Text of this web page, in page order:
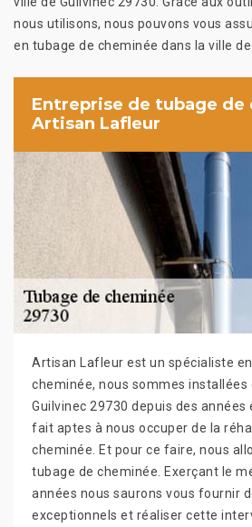
nous utilisons, nous pouvons vous
en tubage de cheminée dans la ville de
Entreprise de tubage de
Artisan Lafleur
Artisan Lafleur est un spécialiste
cheminée, nous sommes installées
Guilvinec 29730 depuis des
fait aptes à nous occuper de la
cheminée. Et pour ce faire, nous
tubage de cheminée. Exerçant le
années nous saurons vous fournir
exceptionnels et réaliser cette